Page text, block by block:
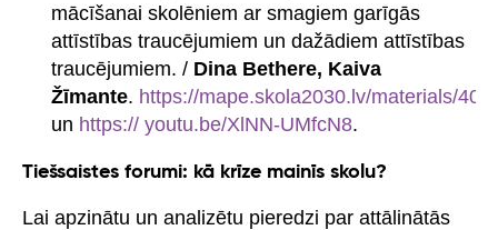
mācīšanai skolēniem ar smagiem garīgās
attīstības traucējumiem un dažādiem attīstības
traucējumiem. / Dina Bethere, Kaiva
Žīmante. https://mape.skola2030.lv/materials/406
un https:// youtu.be/XlNN-UMfcN8.
Tiešsaistes forumi: kā krīze mainīs skolu?
Lai apzinātu un analizētu pieredzi par attālinātās